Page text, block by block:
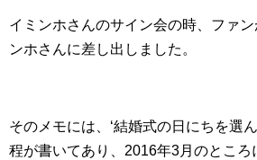
イミンホさんのサイン会の時、ファ
ンホさんに差し出しました。
そのメモには、‘結婚式の日にちを選
程が書いてあり、2016年3月のところ